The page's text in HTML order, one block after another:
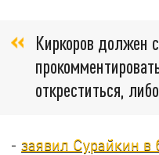
Киркоров должен
откреститься,
-заявил Сурайкин в